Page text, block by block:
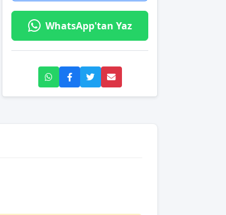
WhatsApp'tan Yaz